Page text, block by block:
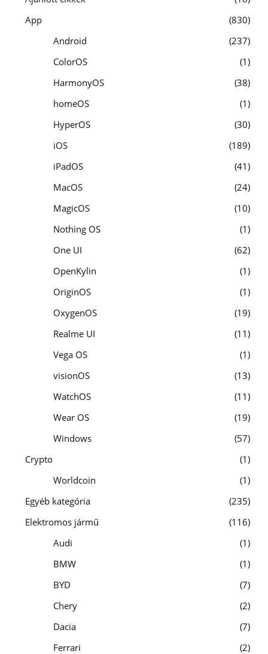
App
830
Android
237
ColorOS
1
HarmonyOS
38
homeOS
1
HyperOS
30
iOS
189
iPadOS
41
MacOS
24
MagicOS
10
Nothing OS
1
One UI
62
OpenKylin
1
OriginOS
1
OxygenOS
19
Realme UI
11
Vega OS
1
visionOS
13
WatchOS
11
Wear OS
19
Windows
57
Crypto
1
Worldcoin
1
Egyéb kategória
235
Elektromos jármű
116
Audi
1
BMW
1
BYD
7
Chery
2
Dacia
7
Ferrari
2